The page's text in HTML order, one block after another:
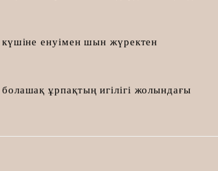
енуімен шын жүректен
болашақ ұрпақтың игілігі жолындағы